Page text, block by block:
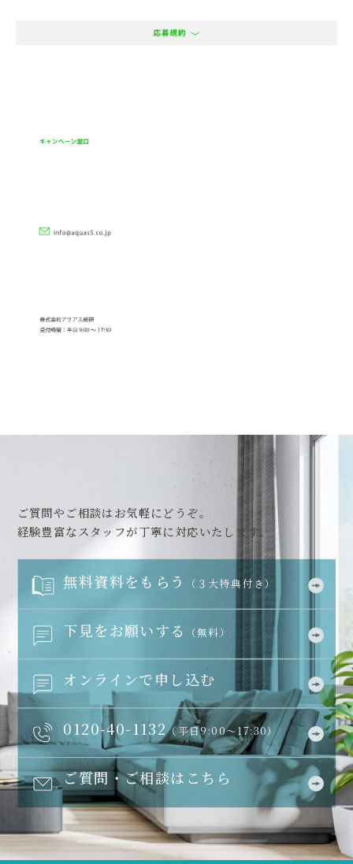
ご質問やご相談はお気軽にどうぞ。
経験豊富なスタッフが丁寧に対応いたします。
無料資料をもらう （３大特典付き）
下見をお願いする （無料）
オンラインで申し込む
0120-40-1132（平日9:00～17:30）
ご質問・ご相談はこちら